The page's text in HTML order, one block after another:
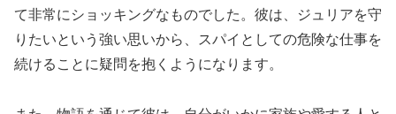
て非常にショッキングなものでした。彼は、ジュリアを守
りたいという強い思いから、スパイとしての危険な仕事を
続けることに疑問を抱くようになります。